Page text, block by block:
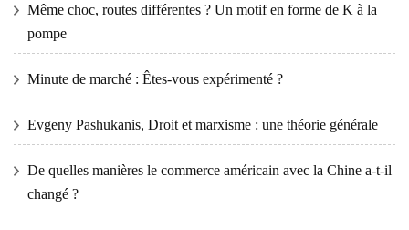
Même choc, routes différentes ? Un motif en forme de K à la
pompe
Minute de marché : Êtes-vous expérimenté ?
Evgeny Pashukanis, Droit et marxisme : une théorie générale
De quelles manières le commerce américain avec la Chine a-t-il
changé ?